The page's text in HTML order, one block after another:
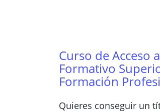
Curso de Acceso
Formativo
Formación
Quieres conseguir un